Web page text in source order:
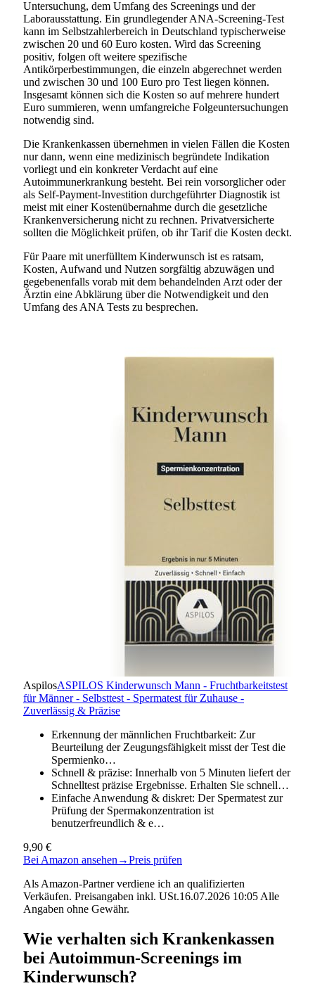
Untersuchung, dem Umfang des Screenings und der
Laborausstattung. Ein grundlegender ANA-Screening-Test
kann im Selbstzahlerbereich in Deutschland typischerweise
zwischen 20 und 60 Euro kosten. Wird das Screening
positiv, folgen oft weitere spezifische
Antikörperbestimmungen, die einzeln abgerechnet werden
und zwischen 30 und 100 Euro pro Test liegen können.
Insgesamt können sich die Kosten so auf mehrere hundert
Euro summieren, wenn umfangreiche Folgeuntersuchungen
notwendig sind.
Die Krankenkassen übernehmen in vielen Fällen die Kosten
nur dann, wenn eine medizinisch begründete Indikation
vorliegt und ein konkreter Verdacht auf eine
Autoimmunerkrankung besteht. Bei rein vorsorglicher oder
als Self-Payment-Investition durchgeführter Diagnostik ist
meist mit einer Kostenübernahme durch die gesetzliche
Krankenversicherung nicht zu rechnen. Privatversicherte
sollten die Möglichkeit prüfen, ob ihr Tarif die Kosten deckt.
Für Paare mit unerfülltem Kinderwunsch ist es ratsam,
Kosten, Aufwand und Nutzen sorgfältig abzuwägen und
gegebenenfalls vorab mit dem behandelnden Arzt oder der
Ärztin eine Abklärung über die Notwendigkeit und den
Umfang des ANA Tests zu besprechen.
AspilosASPILOS Kinderwunsch Mann - Fruchtbarkeitstest
für Männer - Selbsttest - Spermatest für Zuhause -
Zuverlässig & Präzise
Erkennung der männlichen Fruchtbarkeit: Zur
Beurteilung der Zeugungsfähigkeit misst der Test die
Spermienko…
Schnell & präzise: Innerhalb von 5 Minuten liefert der
Schnelltest präzise Ergebnisse. Erhalten Sie schnell…
Einfache Anwendung & diskret: Der Spermatest zur
Prüfung der Spermakonzentration ist
benutzerfreundlich & e…
9,90 €
Bei Amazon ansehen →Preis prüfen
Als Amazon-Partner verdiene ich an qualifizierten
Verkäufen. Preisangaben inkl. USt.16.07.2026 10:05 Alle
Angaben ohne Gewähr.
Wie verhalten sich Krankenkassen
bei Autoimmun-Screenings im
Kinderwunsch?